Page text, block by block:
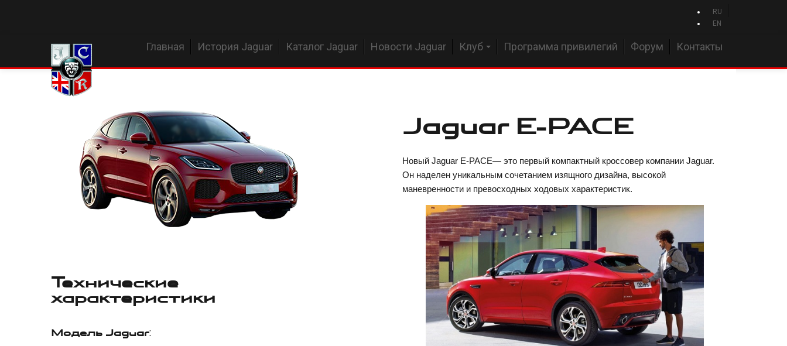
RU
EN
Главная История Jaguar Каталог Jaguar Новости Jaguar Клуб Программа привилегий Форум Контакты
Технические
характеристики
Модель Jaguar:
Jaguar E-PACE
Новый Jaguar E‑PACE— это первый компактный кроссовер компании Jaguar.
Он наделен уникальным сочетанием изящного дизайна, высокой
маневренности и превосходных ходовых характеристик.